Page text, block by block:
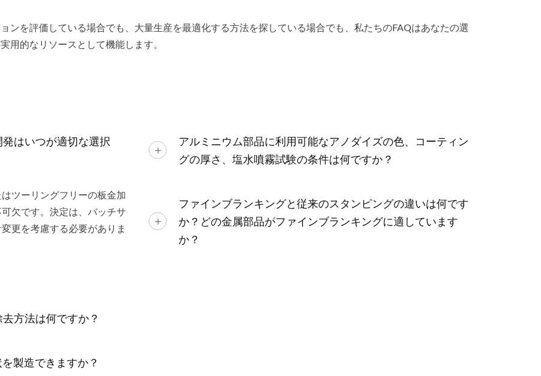
ンを評価している場合でも、大量生産を最適化する方法を探している場合でも、私たちのFAQはあなたの選
用的なリソースとして機能します。
はいつが適切な選択
ツーリングフリーの板金加
欠です。決定は、バッチサ
更を考慮する必要がありま
方法は何ですか？
製造できますか？
アルミニウム部品に利用可能なアノダイズの色、コーティン
グの厚さ、塩水噴霧試験の条件は何ですか？
ファインブランキングと従来のスタンピングの違いは何です
か？どの金属部品がファインブランキングに適しています
か？